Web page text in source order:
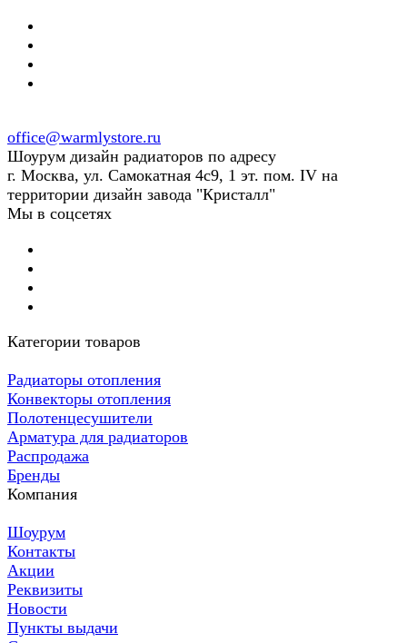
office@warmlystore.ru
Шоурум дизайн радиаторов по адресу
г. Москва, ул. Самокатная 4с9, 1 эт. пом. IV на
территории дизайн завода "Кристалл"
Мы в соцсетях
Категории товаров
Радиаторы отопления
Конвекторы отопления
Полотенцесушители
Арматура для радиаторов
Распродажа
Бренды
Компания
Шоурум
Контакты
Акции
Реквизиты
Новости
Пункты выдачи